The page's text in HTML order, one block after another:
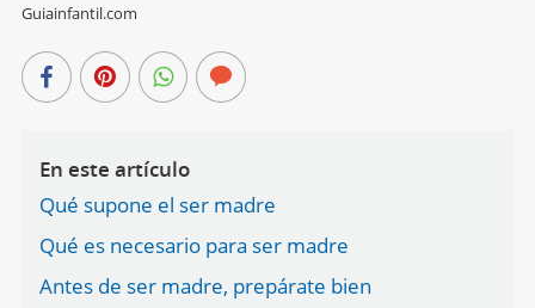
Guiainfantil.com
En este artículo
Qué supone el ser madre
Qué es necesario para ser madre
Antes de ser madre, prepárate bien